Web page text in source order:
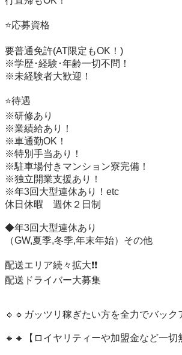
⭐️応募資格
要普通免許(AT限定もOK！)
※学歴･経験･年齢一切不問！
※未経験者大歓迎！
⭐️待遇
※研修あり
※業績給あり！
※車通勤OK！
※特別手当あり！
※駐車場付きマンション寮完備！
※独立開業支援あり！
※年3回大型連休あり！etc
休日休暇　週休２日制
◆年3回大型連休あり
（GW,夏季,冬季,年末年始）その他
配送エリア続々拡大❗️❗️
配送ドライバー大募集
🔹🔹ガッツリ稼ぎたい方を全力でバック
🔸🔸【ロイヤリティーや加盟金など一切